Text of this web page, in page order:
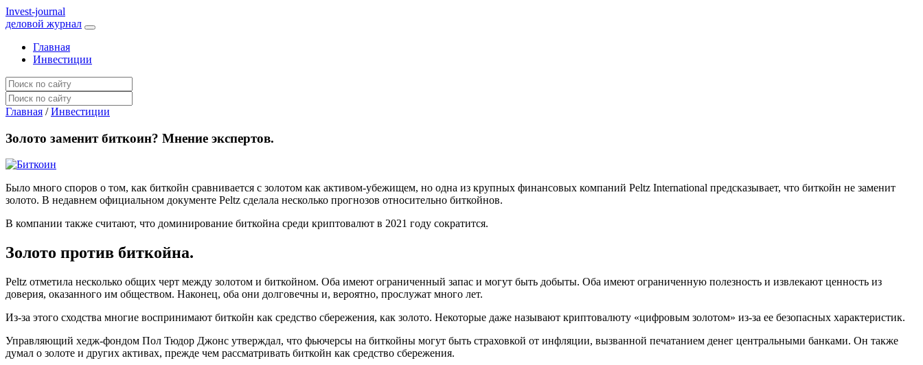
Invest-journal
деловой журнал
Главная
Инвестиции
Главная / Инвестиции
Золото заменит биткоин? Мнение экспертов.
Было много споров о том, как биткойн сравнивается с золотом как активом-убежищем, но одна из крупных финансовых компаний Peltz International предсказывает, что биткойн не заменит
золото. В недавнем официальном документе Peltz сделала несколько прогнозов относительно биткойнов.
В компании также считают, что доминирование биткойна среди криптовалют в 2021 году сократится.
Золото против биткойна.
Peltz отметила несколько общих черт между золотом и биткойном. Оба имеют ограниченный запас и могут быть добыты. Оба имеют ограниченную полезность и извлекают ценность из
доверия, оказанного им обществом. Наконец, оба они долговечны и, вероятно, прослужат много лет.
Из-за этого сходства многие воспринимают биткойн как средство сбережения, как золото. Некоторые даже называют криптовалюту «цифровым золотом» из-за ее безопасных характеристик.
Управляющий хедж-фондом Пол Тюдор Джонс утверждал, что фьючерсы на биткойны могут быть страховкой от инфляции, вызванной печатанием денег центральными банками. Он также
думал о золоте и других активах, прежде чем рассматривать биткойн как средство сбережения.